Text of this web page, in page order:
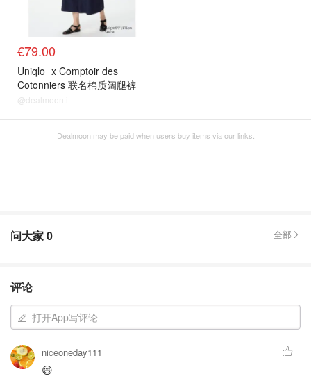
€79.00
Uniqlo x Comptoir des
Cotonniers 联名棉质阔腿裤
@dealmoon.it
Dealmoon may be paid when users buy items via our links.
问大家0 全部
评论
打开App写评论
niceoneday111
😄